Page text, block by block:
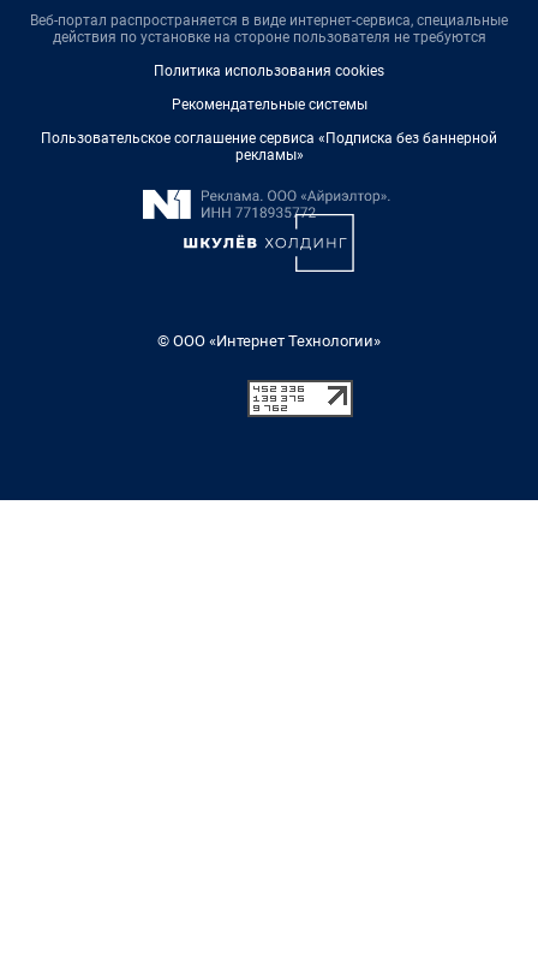
Веб-портал распространяется в виде интернет-сервиса, специальные
действия по установке на стороне пользователя не требуются
Политика использования cookies
Рекомендательные системы
Пользовательское соглашение сервиса «Подписка без баннерной
рекламы»
© ООО «Интернет Технологии»